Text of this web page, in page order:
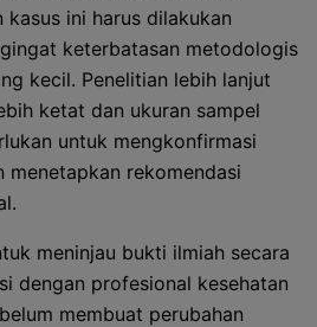
ini harus dilakukan
keterbatasan metodologis
kecil. Penelitian lebih lanjut
ketat dan ukuran sampel
untuk mengkonfirmasi
menetapkan rekomendasi
meninjau bukti ilmiah secara
dengan profesional kesehatan
membuat perubahan